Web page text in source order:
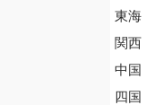
東海
関西
中国
四国